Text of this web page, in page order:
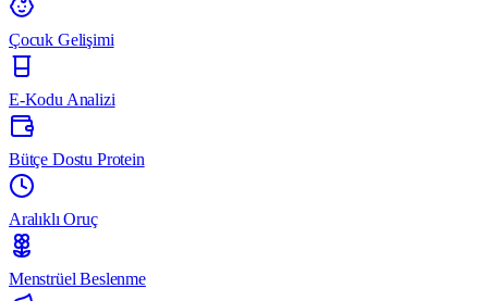
Çocuk Gelişimi
E-Kodu Analizi
Bütçe Dostu Protein
Aralıklı Oruç
Menstrüel Beslenme